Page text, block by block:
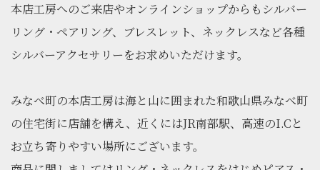
本店工房へのご来店やオンラインショップからもシルバー
リング・ペアリング、ブレスレット、ネックレスなど各種
シルバーアクセサリーをお求めいただけます。
みなべ町の本店工房は海と山に囲まれた和歌山県みなべ町
の住宅街に店舗を構え、近くにはJR南部駅、高速のI.Cと
お立ち寄りやすい場所にございます。